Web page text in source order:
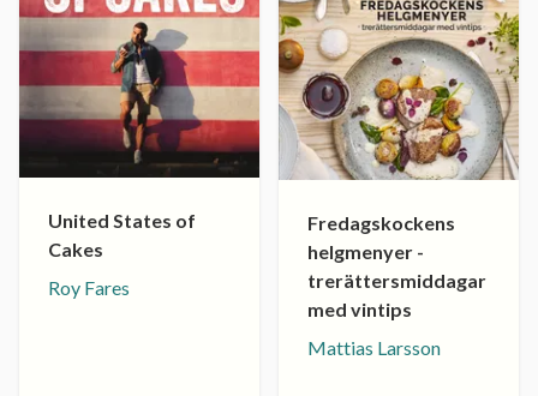
United States of
Cakes
Roy Fares
Fredagskockens
helgmenyer -
trerättersmiddagar
med vintips
Mattias Larsson